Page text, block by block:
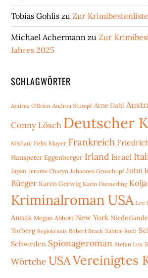
Tobias Gohlis zuZur
Michael Achermann zuZur
Jahres 2025
SCHLAGWÖRTER
Andrea O'Brien Andrea Stumpf Arne Dahl
Conny Lösch Deutscher
Mishani Felix Mayer Frankreich
Hanspeter Eggenberger Irland Israel
Japan Jerome Charyn Johannes Groschupf John
Bürger Karen Gerwig Karin Diemerling
Kriminalroman USA Lee
Annas Megan Abbott New York Niederlande
Torberg Regiokrimis Robert Brack Sabine Roth
Schweden Spionageroman Stefan Lux
Wörtche USAVereinigtes